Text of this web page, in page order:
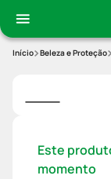
Beleza e Proteção
Este
momento